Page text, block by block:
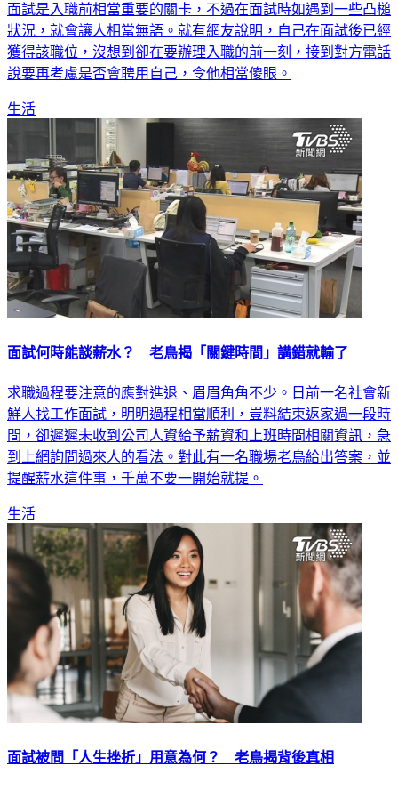
面試是入職前相當重要的關卡，不過在面試時如遇到一些凸槌
狀況，就會讓人相當無語。就有網友說明，自己在面試後已經
獲得該職位，沒想到卻在要辦理入職的前一刻，接到對方電話
說要再考慮是否會聘用自己，令他相當傻眼。
生活
面試何時能談薪水？ 老鳥揭「關鍵時間」講錯就輸了
求職過程要注意的應對進退、眉眉角角不少。日前一名社會新
鮮人找工作面試，明明過程相當順利，豈料結束返家過一段時
間，卻遲遲未收到公司人資給予薪資和上班時間相關資訊，急
到上網詢問過來人的看法。對此有一名職場老鳥給出答案，並
提醒薪水這件事，千萬不要一開始就提。
生活
面試被問「人生挫折」用意為何？ 老鳥揭背後真相